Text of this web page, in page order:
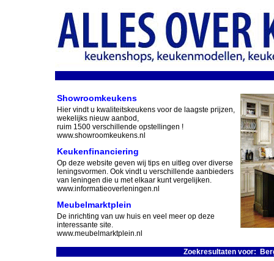
Showroomkeukens
Hier vindt u kwaliteitskeukens voor de laagste prijzen,
wekelijks nieuw aanbod,
ruim 1500 verschillende opstellingen !
www.showroomkeukens.nl
Keukenfinanciering
Op deze website geven wij tips en uitleg over diverse
leningsvormen. Ook vindt u verschillende aanbieders
van leningen die u met elkaar kunt vergelijken.
www.informatieoverleningen.nl
Meubelmarktplein
De inrichting van uw huis en veel meer op deze
interessante site.
www.meubelmarktplein.nl
Zoekresultaten voor: